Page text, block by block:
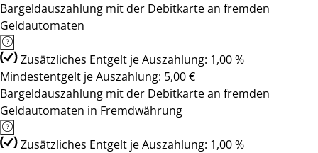
Bargeldauszahlung mit der Debitkarte an fremden
Geldautomaten
Zusätzliches Entgelt je Auszahlung: 1,00 %
Mindestentgelt je Auszahlung: 5,00 €
Bargeldauszahlung mit der Debitkarte an fremden
Geldautomaten in Fremdwährung
Zusätzliches Entgelt je Auszahlung: 1,00 %